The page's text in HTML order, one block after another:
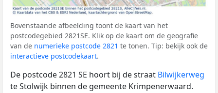
Bovenstaande afbeelding toont de kaart van het
postcodegebied 2821SE. Klik op de kaart om de geografie
van de numerieke postcode 2821 te tonen. Tip: bekijk ook de
interactieve postcodekaart.
De postcode 2821 SE hoort bij de straat Bilwijkerweg
te Stolwijk binnen de gemeente Krimpenerwaard.